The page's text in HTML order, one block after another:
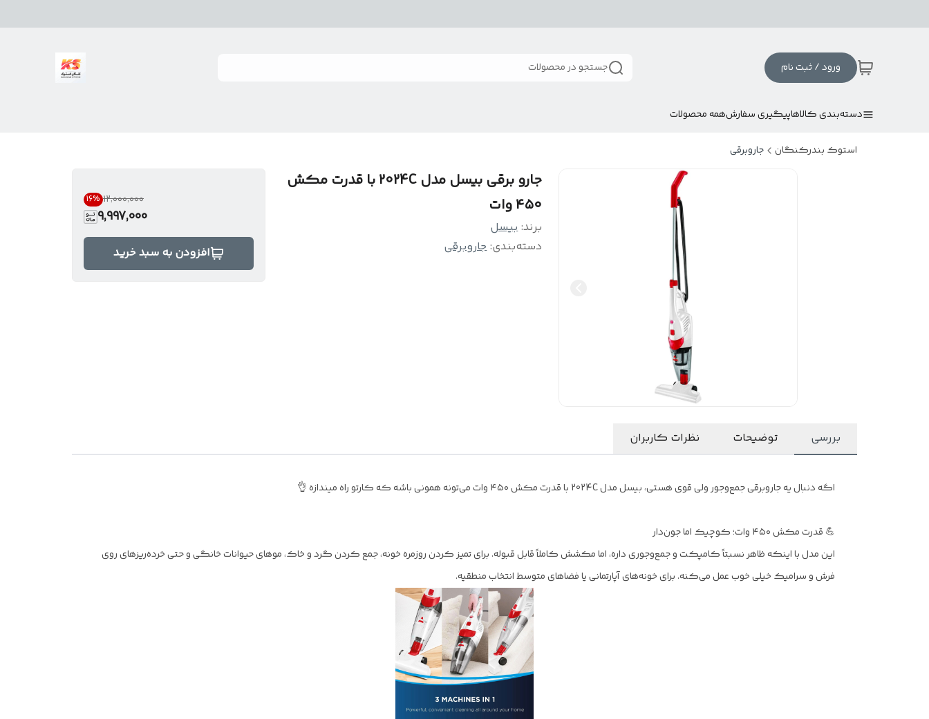
ورود / ثبت نام جستجو در محصولات
دسته‌بندی کالاهاپیگیری سفارشهمه محصولات
استوک بندرکنگان جاروبرقی
جارو برقی بیسل مدل 2024C با قدرت مکش
۴۵۰ وات
برند:بیسل
دسته‌بندی:جاروبرقی
۱۲٬۰۰۰٬۰۰۰ 16%
9,997,000
افزودن به سبد خرید
بررسی توضیحات نظرات کاربران
اگه دنبال یه جاروبرقی جمع‌وجور ولی قوی هستی، بیسل مدل 2024C با قدرت مکش ۴۵۰ وات می‌تونه همونی باشه که کارتو راه میندازه 👌
💪 قدرت مکش ۴۵۰ وات؛ کوچیک اما جون‌دار
این مدل با اینکه ظاهر نسبتاً کامپکت و جمع‌وجوری داره، اما مکشش کاملاً قابل قبوله. برای تمیز کردن روزمره خونه، جمع کردن گرد و خاک، موهای حیوانات خانگی و حتی خرده‌ریزهای روی
فرش و سرامیک خیلی خوب عمل می‌کنه. برای خونه‌های آپارتمانی یا فضاهای متوسط انتخاب منطقیه.